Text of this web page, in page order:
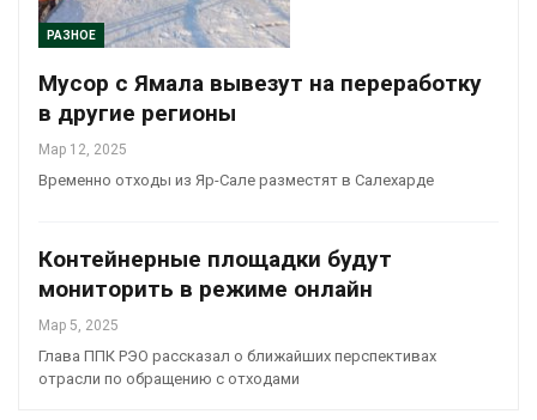
РАЗНОЕ
Мусор с Ямала вывезут на переработку
в другие регионы
Мар 12, 2025
Временно отходы из Яр-Сале разместят в Салехарде
Контейнерные площадки будут
мониторить в режиме онлайн
Мар 5, 2025
Глава ППК РЭО рассказал о ближайших перспективах
отрасли по обращению с отходами